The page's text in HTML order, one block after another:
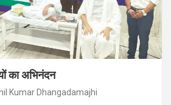
का अभिनंदन
Kumar Dhangadamajhi